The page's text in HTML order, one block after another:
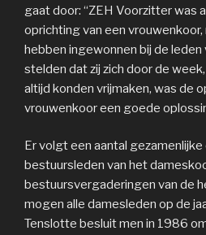
gaat door: “ZEH Voorzitter was
oprichting van een
hebben ingewonnen bij de leden
stelden dat zij zich door de
altijd konden vrijmaken, was de
vrouwenkoor een goede
Er volgt een aantal
bestuursleden van het
bestuursvergaderingen van de
mogen alle damesleden op de
Tenslotte besluit men in 1986